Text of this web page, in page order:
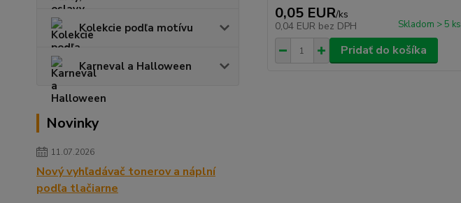
Kolekcie podľa motívu
Karneval a Halloween
Novinky
11.07.2026
Nový vyhľadávač tonerov a náplní
podľa tlačiarne
0,05 EUR/ks
0,04 EUR bez DPH Skladom > 5 ks
Pridať do košíka